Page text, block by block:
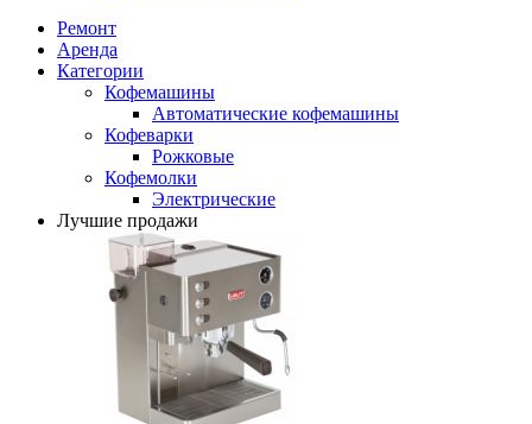
Ремонт
Аренда
Категории
Кофемашины
Автоматические кофемашины
Кофеварки
Рожковые
Кофемолки
Электрические
Лучшие продажи